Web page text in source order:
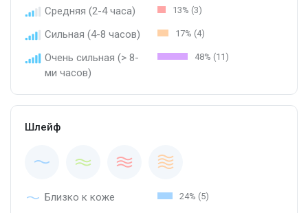
Средняя (2-4 часа) 13% (3)
Сильная (4-8 часов) 17% (4)
Очень сильная (> 8-
ми часов)
48% (11)
Шлейф
Близко к коже 24% (5)